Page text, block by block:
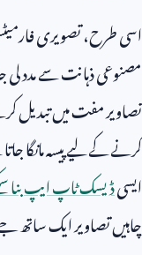
اسی طرح، تصویری
مصنوعی ذہانت سے مدد
تصاویر مفت میں تبدیل
کرنے کے لیے پیسہ
ایسیڈیسک ٹاپ ایپ بنا
چاہیں تصاویر ایک